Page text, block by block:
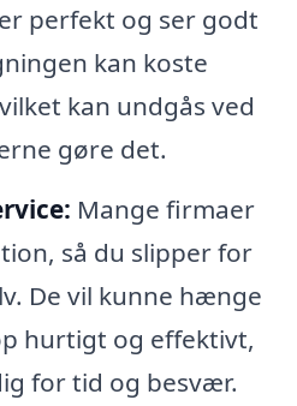
perfekt og ser godt
kan koste
kan undgås ved
gøre det.
Mange firmaer
så du slipper for
De vil kunne hænge
hurtigt og effektivt,
for tid og besvær.